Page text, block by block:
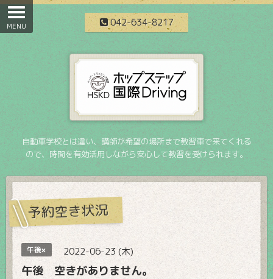
042-634-8217
自動車学校とは違い、講師が希望の場所まで教習車で来てくれる
ので、時間を有効活用しながら安心して教習を受けられます。
予約空き状況
午後× 2022-06-23 (木)
午後 空きがありません。